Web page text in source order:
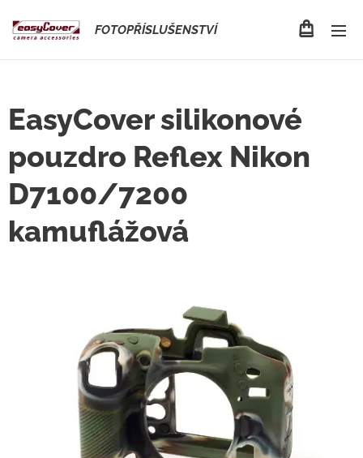
FOTOPŘÍSLUŠENSTVÍ
EasyCover silikonové
pouzdro Reflex Nikon
D7100/7200
kamuflážová